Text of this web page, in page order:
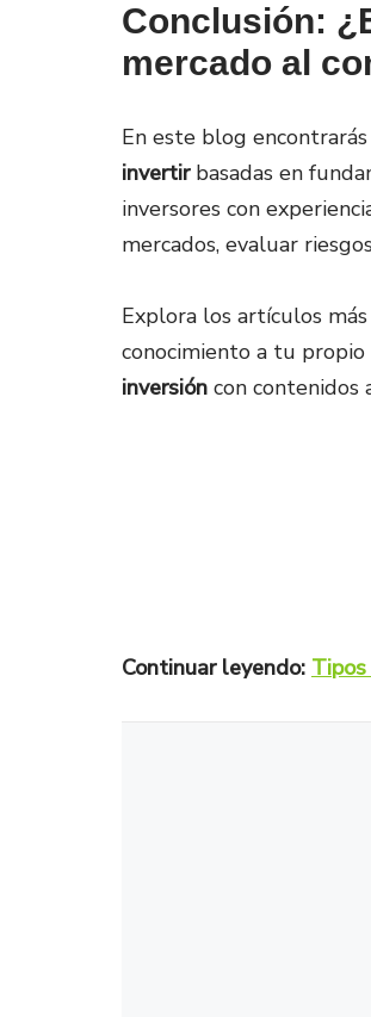
Conclusión:
mercado al
En este blog encontrarás
invertirbasadas en
inversores con
mercados, evaluar
Explora los artículos
conocimiento a tu
inversión con contenidos
Continuar leyendo: